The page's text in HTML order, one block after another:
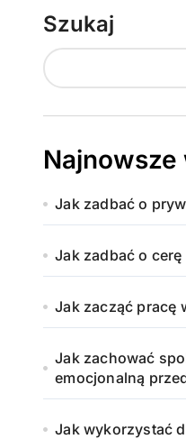
Szukaj
Najnowsze
Jak zadbać o
Jak zadbać o
Jak zacząć pracę
Jak zachować
emocjonalną
Jak wykorzystać